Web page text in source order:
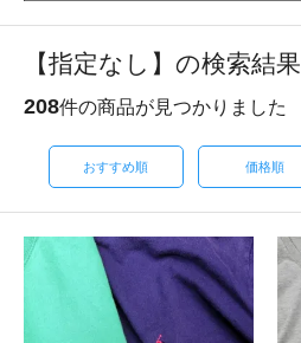
【指定なし】の検索結果
208件の商品が見つかりました
おすすめ順 価格順